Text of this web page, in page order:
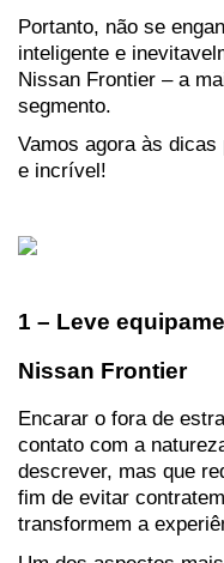
Portanto, não se
inteligente e
Nissan Frontier – a
segmento.
Vamos agora às dicas
e incrível!
1 – Leve
Nissan Frontier
Encarar o fora de
contato com a
descrever, mas que
fim de evitar
transformem a